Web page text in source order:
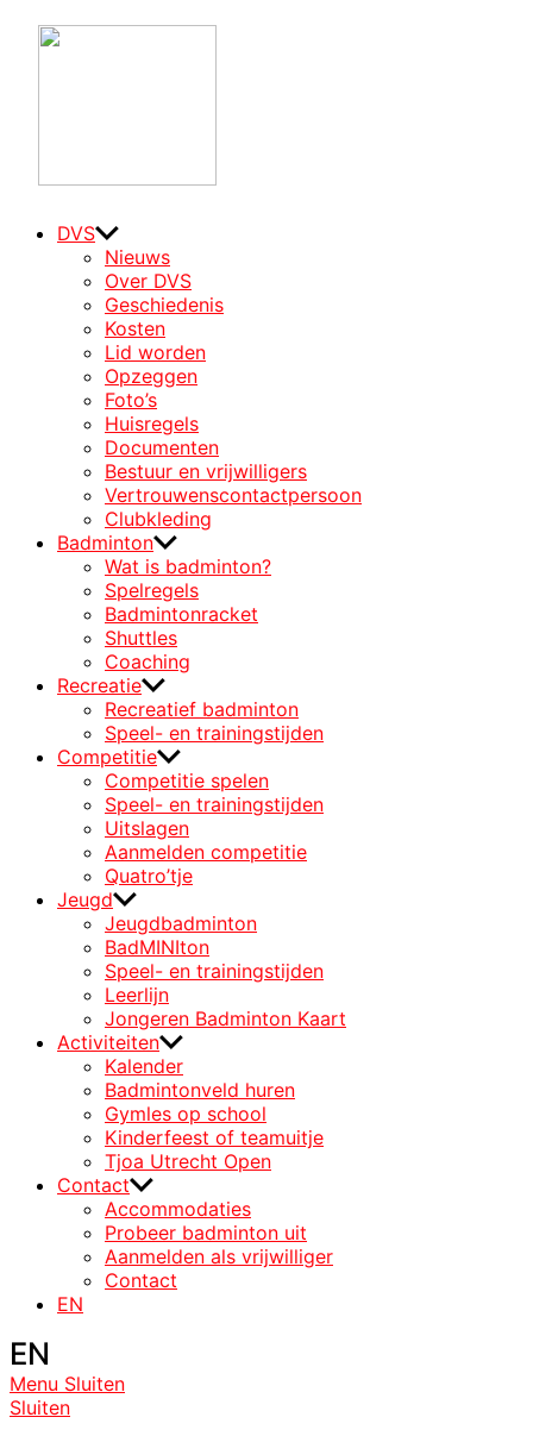
Badminton in Utrecht
DVS
Nieuws
Over DVS
Geschiedenis
Kosten
Lid worden
Opzeggen
Foto’s
Huisregels
Documenten
Bestuur en vrijwilligers
Vertrouwenscontactpersoon
Clubkleding
Badminton
Wat is badminton?
Spelregels
Badmintonracket
Shuttles
Coaching
Recreatie
Recreatief badminton
Speel- en trainingstijden
Competitie
Competitie spelen
Speel- en trainingstijden
Uitslagen
Aanmelden competitie
Quatro’tje
Jeugd
Jeugdbadminton
BadMINIton
Speel- en trainingstijden
Leerlijn
Jongeren Badminton Kaart
Activiteiten
Kalender
Badmintonveld huren
Gymles op school
Kinderfeest of teamuitje
Tjoa Utrecht Open
Contact
Accommodaties
Probeer badminton uit
Aanmelden als vrijwilliger
Contact
EN
EN
Menu Sluiten
Sluiten